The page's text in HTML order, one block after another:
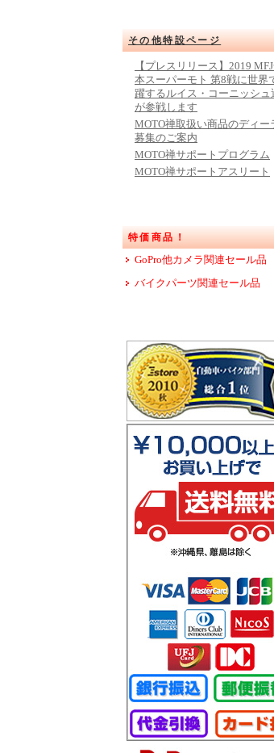
その他特設ページ
【プレスリリース】2019
本スーパーモト 第8戦に世界
躍するルイス・コーニッシュ
が参戦します
MOTO禅取扱い商品のディー
募集のご案内
MOTO禅サポートプログラム
MOTO禅サポートアスリート
特価商品！
GoPro他カメラ関連セール品
バイクパーツ関連セール品